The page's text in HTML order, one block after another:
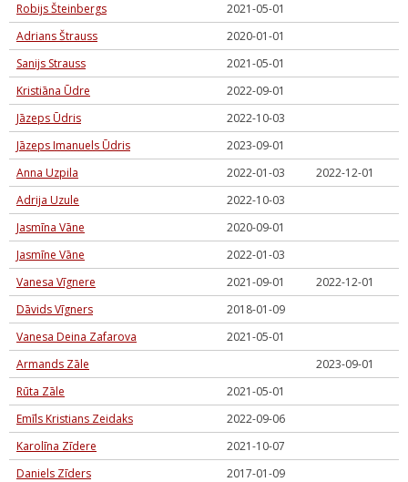
Robijs Šteinbergs
2021-05-01
Adrians Štrauss
2020-01-01
Sanijs Strauss
2021-05-01
Kristiāna Ūdre
2022-09-01
Jāzeps Ūdris
2022-10-03
Jāzeps Imanuels Ūdris
2023-09-01
Anna Uzpila
2022-01-03
2022-12-01
Adrija Uzule
2022-10-03
Jasmīna Vāne
2020-09-01
Jasmīne Vāne
2022-01-03
Vanesa Vīgnere
2021-09-01
2022-12-01
Dāvids Vīgners
2018-01-09
Vanesa Deina Zafarova
2021-05-01
Armands Zāle
2023-09-01
Rūta Zāle
2021-05-01
Emīls Kristians Zeidaks
2022-09-06
Karolīna Zīdere
2021-10-07
Daniels Zīders
2017-01-09